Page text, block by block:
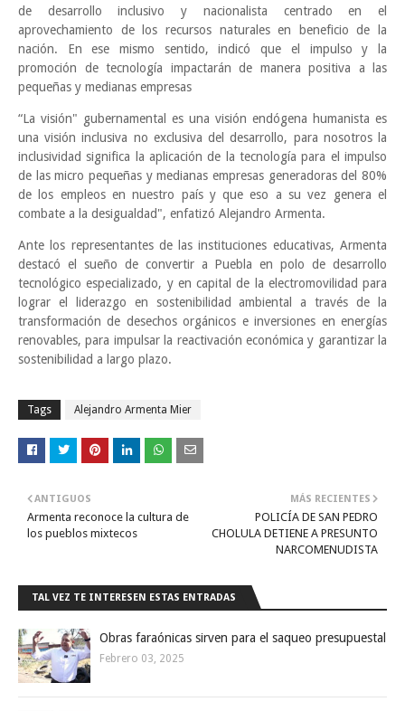
de desarrollo inclusivo y nacionalista centrado en el
aprovechamiento de los recursos naturales en beneficio de la
nación. En ese mismo sentido, indicó que el impulso y la
promoción de tecnología impactarán de manera positiva a las
pequeñas y medianas empresas
“La visión" gubernamental es una visión endógena humanista es
una visión inclusiva no exclusiva del desarrollo, para nosotros la
inclusividad significa la aplicación de la tecnología para el impulso
de las micro pequeñas y medianas empresas generadoras del 80%
de los empleos en nuestro país y que eso a su vez genera el
combate a la desigualdad", enfatizó Alejandro Armenta.
Ante los representantes de las instituciones educativas, Armenta
destacó el sueño de convertir a Puebla en polo de desarrollo
tecnológico especializado, y en capital de la electromovilidad para
lograr el liderazgo en sostenibilidad ambiental a través de la
transformación de desechos orgánicos e inversiones en energías
renovables, para impulsar la reactivación económica y garantizar la
sostenibilidad a largo plazo.
Tags Alejandro Armenta Mier
MÁS RECIENTES
POLICÍA DE SAN PEDRO
CHOLULA DETIENE A PRESUNTO
NARCOMENUDISTA
ANTIGUOS
Armenta reconoce la cultura de
los pueblos mixtecos
TAL VEZ TE INTERESEN ESTAS ENTRADAS
Obras faraónicas sirven para el saqueo presupuestal
Febrero 03, 2025